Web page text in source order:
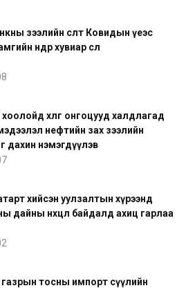
зээлийн өсөлт Ковидын үеэс
өндөр хувиар өслөө
хөлөг онгоцууд халдлагад
мэдээлэл нефтийн зах зээлийн
дахин нэмэгдүүлэв
хийсэн уулзалтын хүрээнд
дайны нөхцөл байдалд ахиц гарлаа
тосны импорт сүүлийн